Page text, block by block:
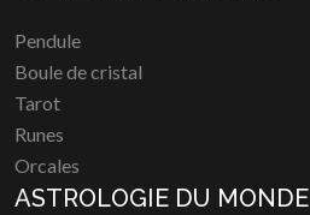
Pendule
Boule de cristal
Tarot
Runes
Orcales
ASTROLOGIE DU MONDE